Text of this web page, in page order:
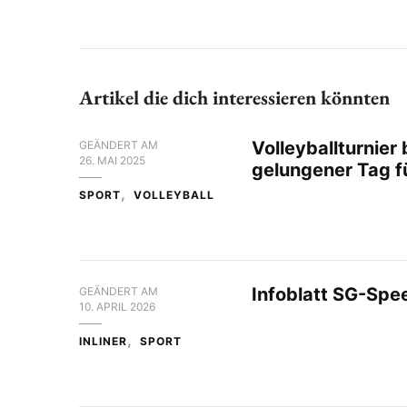
Artikel die dich interessieren könnten
GEÄNDERT AM
26. MAI 2025
SPORT VOLLEYBALL
Volleyballturnier
gelungener Tag
GEÄNDERT AM
10. APRIL 2026
INLINER SPORT
Infoblatt SG-